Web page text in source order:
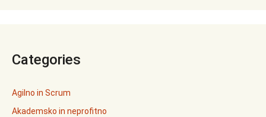
Categories
Agilno in Scrum
Akademsko in neprofitno